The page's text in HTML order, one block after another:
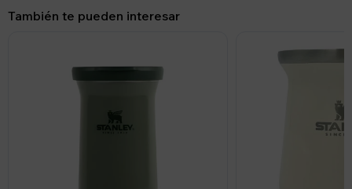
También te pueden interesar